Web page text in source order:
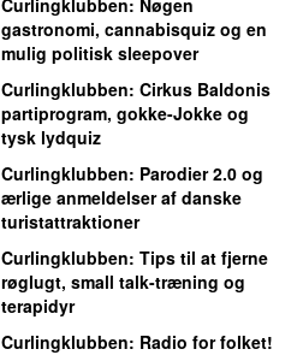
gastronomi, cannabisquiz og en
mulig politisk sleepover
Curlingklubben: Cirkus Baldonis
partiprogram, gokke-Jokke og
tysk lydquiz
Curlingklubben: Parodier 2.0 og
ærlige anmeldelser af danske
turistattraktioner
Curlingklubben: Tips til at fjerne
røglugt, small talk-træning og
terapidyr
Curlingklubben: Radio for folket!